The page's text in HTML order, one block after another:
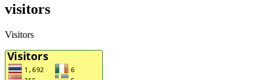
visitors
Visitors